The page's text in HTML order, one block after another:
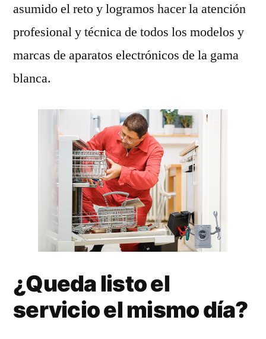
asumido el reto y logramos hacer la atención
profesional y técnica de todos los modelos y
marcas de aparatos electrónicos de la gama
blanca.
¿Queda listo el
servicio el mismo día?